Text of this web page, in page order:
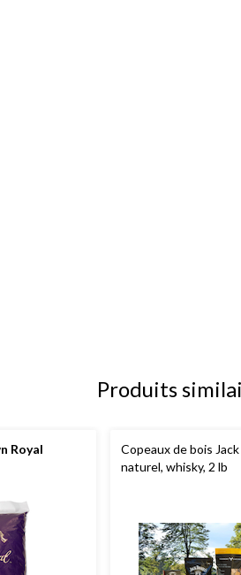
Produits
Royal
Copeaux de bois
naturel, whisky, 2 lb